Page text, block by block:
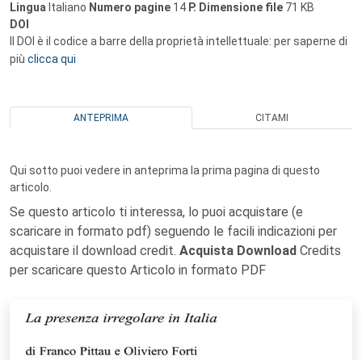
Lingua Italiano Numero pagine 14 P. Dimensione file 71 KB
DOI
Il DOI è il codice a barre della proprietà intellettuale: per saperne di
più clicca qui
ANTEPRIMA CITAMI
Qui sotto puoi vedere in anteprima la prima pagina di questo
articolo.
Se questo articolo ti interessa, lo puoi acquistare (e
scaricare in formato pdf) seguendo le facili indicazioni per
acquistare il download credit. Acquista Download Credits
per scaricare questo Articolo in formato PDF